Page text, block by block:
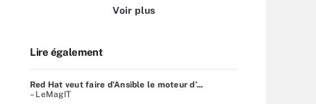
Voir plus
Lire également
Red Hat veut faire d’Ansible le moteur d’...
– LeMagIT